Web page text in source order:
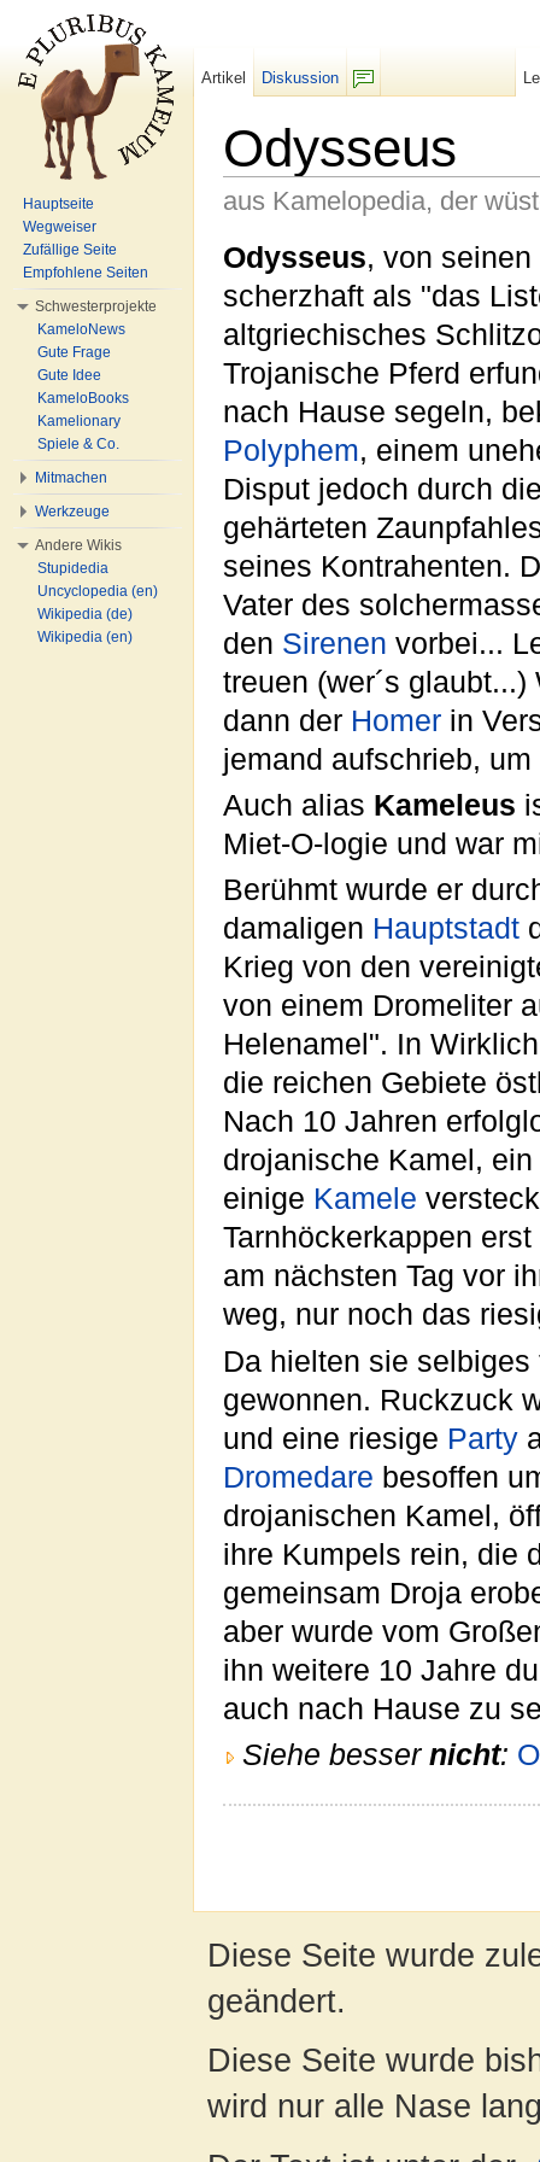
Odysseus
aus Kamelopedia, der
Odysseus, von
scherzhaft als "das
altgriechisches
Trojanische Pferd
nach Hause segeln,
Polyphem, einem
Disput jedoch durch
gehärteten
seines Kontrahenten.
Vater des
den Sirenen vorbei...
treuen (wer´s
dann der Homer in
jemand aufschrieb,
Auch alias Kameleus
Miet-O-logie und war
Berühmt wurde er
damaligen Hauptstadt
Krieg von den
von einem Dromeliter
Helenamel". In
die reichen Gebiete
Nach 10 Jahren
drojanische Kamel,
einige Kamele
Tarnhöckerkappen
am nächsten Tag vor
weg, nur noch das
Da hielten sie
gewonnen. Ruckzuck
und eine riesige Party
Dromedare besoffen
drojanischen Kamel,
ihre Kumpels rein, die
gemeinsam Droja
aber wurde vom
ihn weitere 10 Jahre
auch nach Hause zu
Siehe besser nicht:
Artikel
Diskussion
Hauptseite
Wegweiser
Zufällige Seite
Empfohlene Seiten
Schwesterprojekte
KameloNews
Gute Frage
Gute Idee
KameloBooks
Kamelionary
Spiele & Co.
Mitmachen
Werkzeuge
Andere Wikis
Stupidedia
Uncyclopedia (en)
Wikipedia (de)
Wikipedia (en)
Diese Seite wurde
geändert.
Diese Seite wurde
wird nur alle Nase